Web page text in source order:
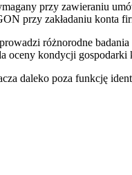
przy zawieraniu
przy zakładaniu konta
różnorodne
oceny kondycji gospodarki
daleko poza funkcję